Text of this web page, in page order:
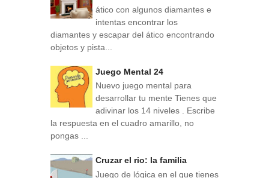
ático con algunos diamantes e
intentas encontrar los
diamantes y escapar del ático encontrando
objetos y pista...
Juego Mental 24
Nuevo juego mental para
desarrollar tu mente Tienes que
adivinar los 14 niveles . Escribe
la respuesta en el cuadro amarillo, no
pongas ...
Cruzar el rio: la familia
Juego de lógica en el que tienes